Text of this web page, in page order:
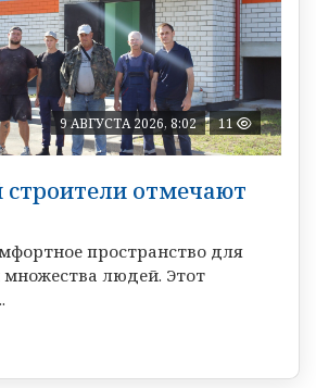
9 АВГУСТА 2026, 8:02 11
отмечают
пространство для
людей. Этот